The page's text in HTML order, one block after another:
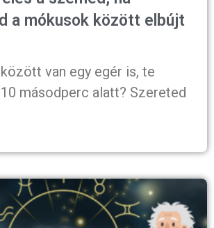
a mókusok között elbújt
van egy egér is, te
másodperc alatt? Szereted